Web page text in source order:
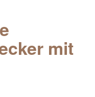
mit